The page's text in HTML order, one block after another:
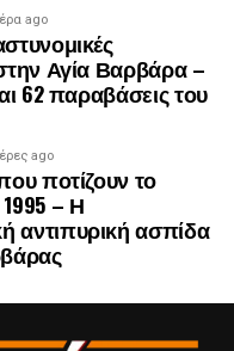
απόφαση της
το μεγαλύτερο μέρος
και
πολιτών.
ago
Αγία Βαρβάρα –
62 παραβάσεις του
ago
ποτίζουν το
– Η
αντιπυρική ασπίδα